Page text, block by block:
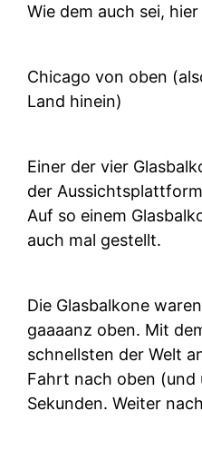
Wie dem auch sei,
Chicago von oben
Land hinein)
Einer der vier
der
Auf so einem
auch mal gestellt.
Die Glasbalkone
gaaaanz oben. Mit
schnellsten der Welt
Fahrt nach oben (und
Sekunden. Weiter